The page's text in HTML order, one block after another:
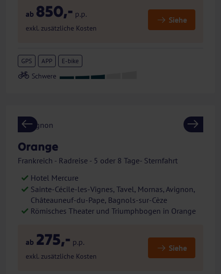
ab 850,- p.p.
exkl. zusätzliche Kosten
Siehe
GPS APP E-bike
Previous Next
Orange
Frankreich - Radreise - 5 oder 8 Tage- Sternfahrt
Hotel Mercure
Sainte-Cécile-les-Vignes, Tavel, Mornas, Avignon,
Châteauneuf-du-Pape, Bagnols-sur-Cèze
Römisches Theater und Triumphbogen in Orange
ab 275,- p.p.
exkl. zusätzliche Kosten
Siehe